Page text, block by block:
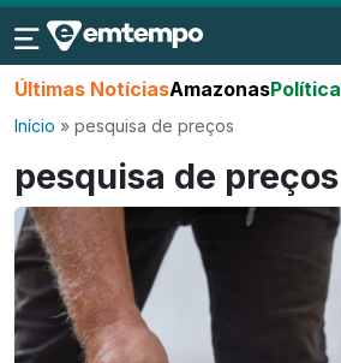
Últimas NotíciasAmazonasPolítica
Início » pesquisa de preços
pesquisa de preços